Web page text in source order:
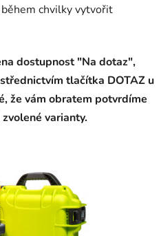
chvilky vytvořit
dostupnost "Na dotaz",
tlačítka DOTAZ u
že vám obratem potvrdíme
varianty.